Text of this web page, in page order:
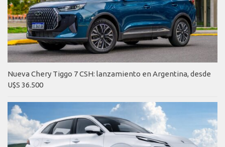
Nueva Chery Tiggo 7 CSH: lanzamiento en Argentina, desde
U$S 36.500